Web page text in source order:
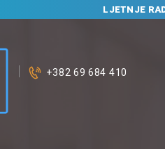
LJETNJE
+382 69 684 410